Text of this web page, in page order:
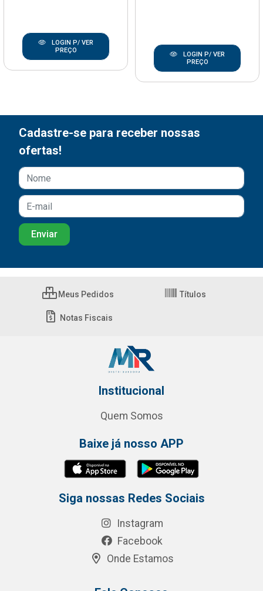
LOGIN P/ VER
PREÇO
LOGIN P/ VER
PREÇO
Cadastre-se para receber nossas
ofertas!
Meus Pedidos Títulos
Notas Fiscais
Institucional
Quem Somos
Baixe já nosso APP
Siga nossas Redes Sociais
Instagram
Facebook
Onde Estamos